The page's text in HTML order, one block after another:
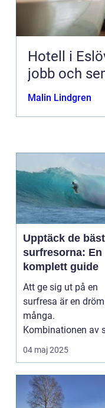
Hotell i
jobb och
Malin Lindgren
Upptäck de
surfresorna: En
komplett guide
Att ge sig ut på en
surfresa är en
många.
Kombinationen av
...
04 maj 2025